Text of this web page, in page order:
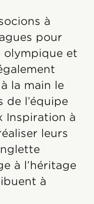
à
pour
olympique et
la main le
de l’équipe
Inspiration à
leurs
à l’héritage
à